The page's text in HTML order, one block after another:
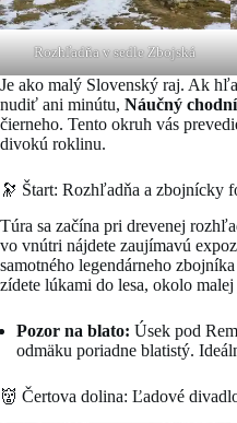
Rozhľadňa v sedle Zbojská
Je ako malý Slovenský raj. Ak
nudiť ani minútu, Náučný
čierneho. Tento okruh vás
divokú roklinu.
🔭 Štart: Rozhľadňa a zbojnícky
Túra sa začína pri drevenej
vo vnútri nájdete zaujímavú
samotného legendárneho
zídete lúkami do lesa, okolo
Pozor na blato: Úsek pod
odmäku poriadne blatistý.
👹 Čertova dolina: Ľadové